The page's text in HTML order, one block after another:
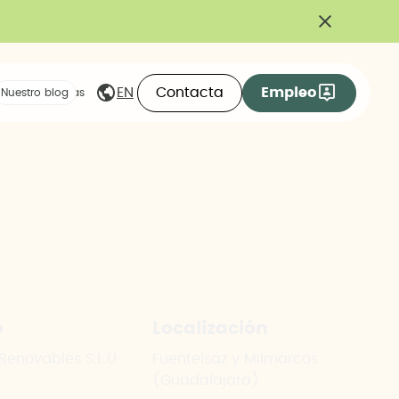
compartidas
Nuestro blog EN Contacta Empleo